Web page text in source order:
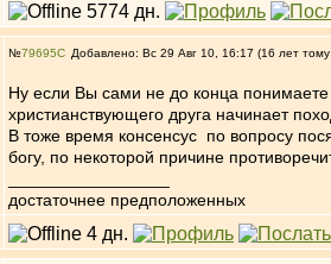
№79695 Добавлено: Вс 29 Авг 10, 16:17 (16 лет
Ну если Вы сами не до конца понимаете
христианствующего друга начинает
В тоже время консенсус по вопросу
богу, по некоторой причине
достаточнее предположенных